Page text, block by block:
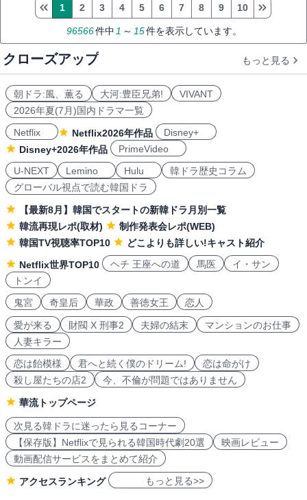
96566件中 1 ～ 15件を表示しています。
1 2 3 4 5 6 7 8 9 10
クローズアップ もっと見る
朝ドラ:風、薫る 大河:豊臣兄弟!
VIVANT
2026年夏(7月)国内ドラマ一覧
Netflix
Netflix2026年作品
Disney+
Disney+2026年作品
PrimeVideo
U-NEXT
Lemino Hulu
韓ドラ歴史コラム
グローバル視点で読む韓国ドラ
【最新8月】韓国でスタートの新韓ドラ月別一覧
韓流再現レポ(取材)
制作発表会レポ(WEB)
韓国TV視聴率TOP10
どこよりも詳しい!キャスト紹介
Netflix世界TOP10
ヘチ 王座への道 馬医
イ・サン
トンイ
鬼宮
奇皇后 華政 善徳女王 恋人
愛が来る 財閥 X 刑事2 夫婦の結末
マンションのお仕事
人妻キラー
恋は飴模様
君へと続く僕のドリーム!
恋は命がけ
殺し屋たちの店2
今、不倫が問題ではありません
華流トップページ
次見る韓ドラに迷ったら見るコーナー
【保存版】Netflixで見られる韓国時代劇20選
映画レビュー
動画配信サービスをまとめて紹介
アクセスランキング もっと見る>>